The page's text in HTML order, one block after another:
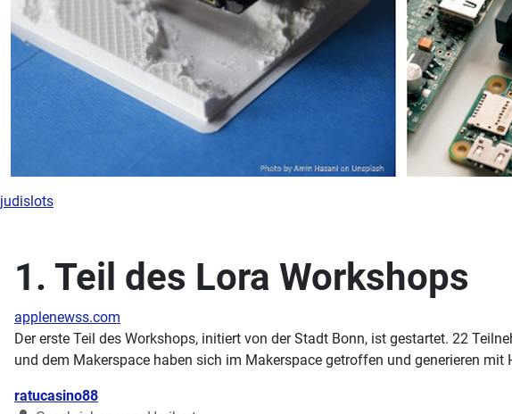
judislots
1. Teil des Lora Workshops
applenewss.com
Der erste Teil des Workshops, initiert von der Stadt Bonn, ist gestartet. 22
und dem Makerspace haben sich im Makerspace getroffen und generieren mit
Details
ratucasino88